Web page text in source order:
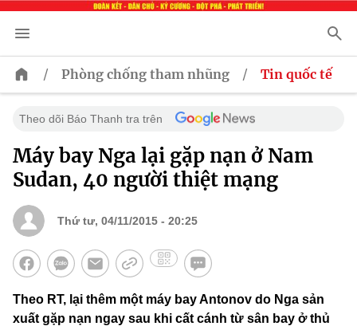
/ Phòng chống tham nhũng / Tin quốc tế
Theo dõi Báo Thanh tra trên
Máy bay Nga lại gặp nạn ở Nam
Sudan, 40 người thiệt mạng
Thứ tư, 04/11/2015 - 20:25
Theo RT, lại thêm một máy bay Antonov do Nga sản
xuất gặp nạn ngay sau khi cất cánh từ sân bay ở thủ